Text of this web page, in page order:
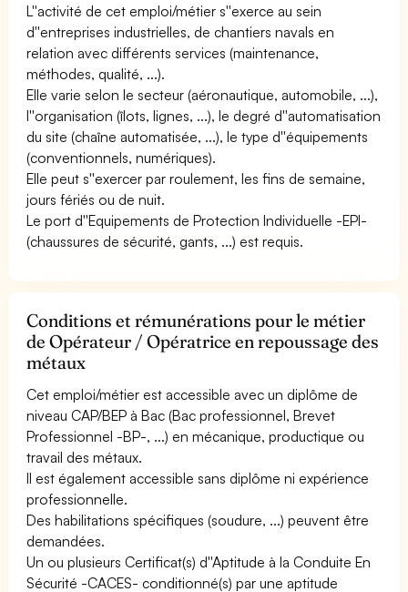
L''activité de cet emploi/métier s''exerce au sein
d''entreprises industrielles, de chantiers navals en
relation avec différents services (maintenance,
méthodes, qualité, ...).
Elle varie selon le secteur (aéronautique, automobile, ...),
l''organisation (îlots, lignes, ...), le degré d''automatisation
du site (chaîne automatisée, ...), le type d''équipements
(conventionnels, numériques).
Elle peut s''exercer par roulement, les fins de semaine,
jours fériés ou de nuit.
Le port d''Equipements de Protection Individuelle -EPI-
(chaussures de sécurité, gants, ...) est requis.
Conditions et rémunérations pour le métier
de Opérateur / Opératrice en repoussage des
métaux
Cet emploi/métier est accessible avec un diplôme de
niveau CAP/BEP à Bac (Bac professionnel, Brevet
Professionnel -BP-, ...) en mécanique, productique ou
travail des métaux.
Il est également accessible sans diplôme ni expérience
professionnelle.
Des habilitations spécifiques (soudure, ...) peuvent être
demandées.
Un ou plusieurs Certificat(s) d''Aptitude à la Conduite En
Sécurité -CACES- conditionné(s) par une aptitude